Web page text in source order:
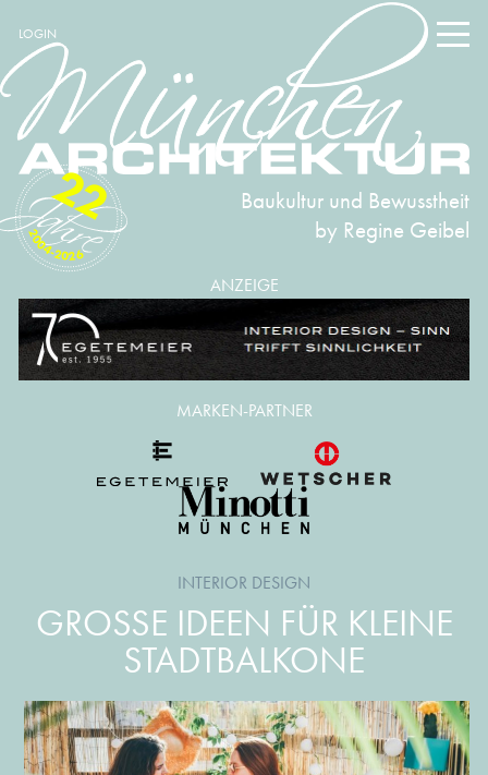
LOGIN
Baukultur und Bewusstheit
by Regine Geibel
2004-2026
22
ANZEIGE
INTERIOR DESIGN
GROSSE IDEEN FÜR KLEINE S
TADTBALKONE